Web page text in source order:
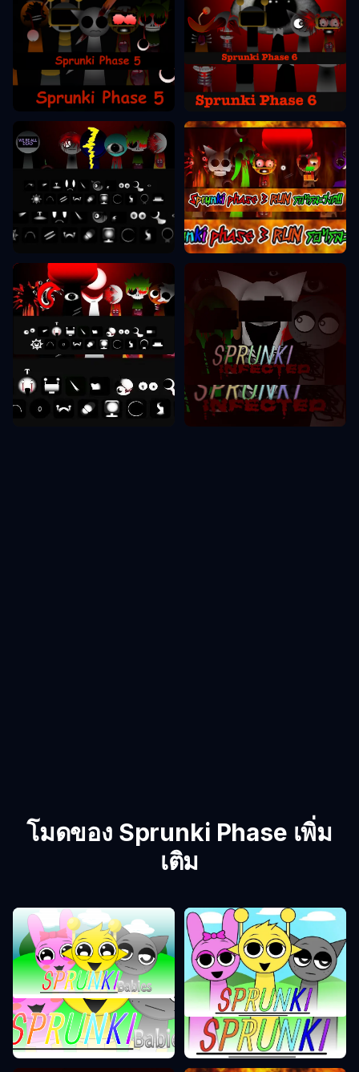
Sprunki Phase 5 Sprunki Phase 6
Sprunki Phase 9 Sprunki Phase 3
Sprunki Phase 8
Sprunki Phase 2
โมดของ Sprunki Phase เพิ่ม
เติม
Sprunki Phase 0
Sprunki Phase 1